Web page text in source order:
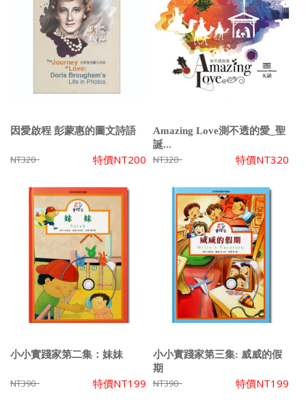
因愛啟程 彭蒙惠的圖文詩語
NT320 特價NT200
Amazing Love測不透的愛_聖
誕...
NT320 特價NT320
小小實踐家第二集：妹妹
NT390 特價NT199
小小實踐家第三集: 威威的假
期
NT390 特價NT199